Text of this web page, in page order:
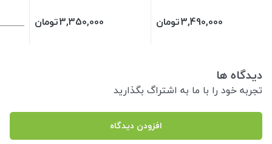
3,490,000تومان 3,350,000تومان
دیدگاه ها
تجربه خود را با ما به اشتراگ بگذارید
افزودن دیدگاه